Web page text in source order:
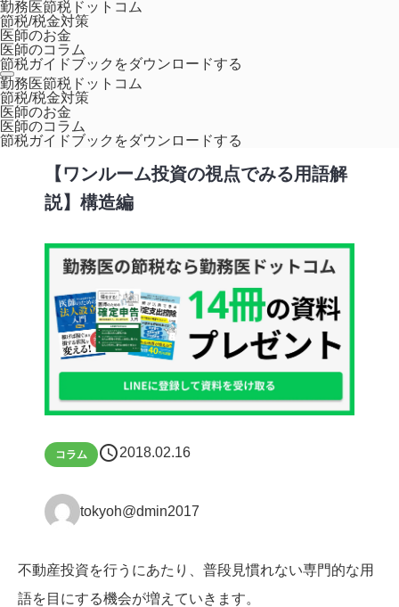
勤務医節税ドットコム
節税/税金対策
医師のお金
医師のコラム
節税ガイドブックをダウンロードする
勤務医節税ドットコム
節税/税金対策
医師のお金
医師のコラム
節税ガイドブックをダウンロードする
ホーム コラム 【ワンルーム投資の視点でみる用語解説】構造編
不動産投資入門
【ワンルーム投資の視点でみる用語解
説】構造編
コラム schedule2018.02.16
tokyoh@dmin2017
不動産投資を行うにあたり、普段見慣れない専門的な用
語を目にする機会が増えていきます。